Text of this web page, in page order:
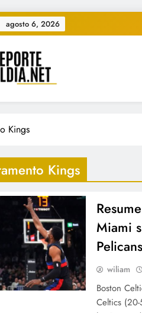
agosto 6, 2026
AL DIA •
#deportealdia
Kings
Kings
Miami
Pelicans
wiliam
Boston
Celtics